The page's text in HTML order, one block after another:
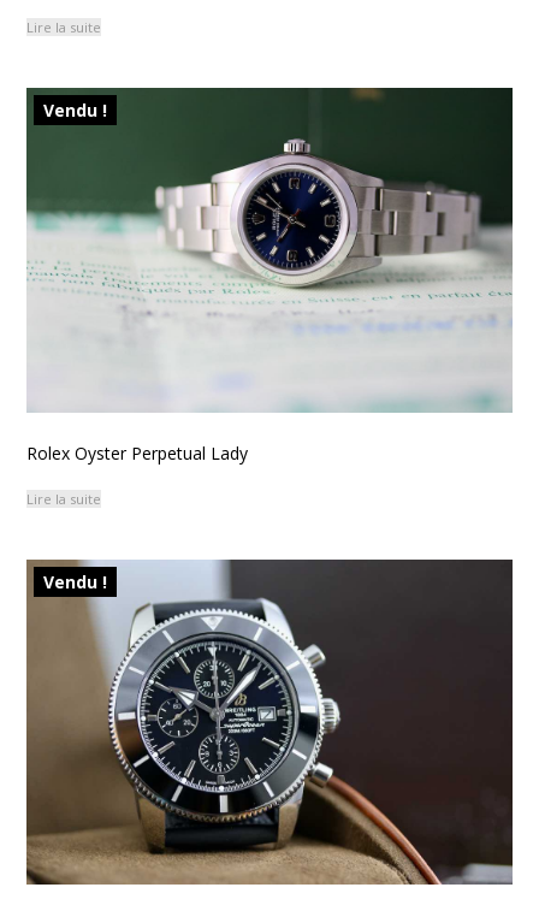
Lire la suite
Vendu !
Rolex Oyster Perpetual Lady
Lire la suite
Vendu !